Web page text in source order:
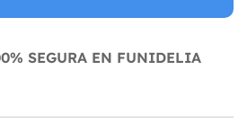
SEGURA EN FUNIDELIA